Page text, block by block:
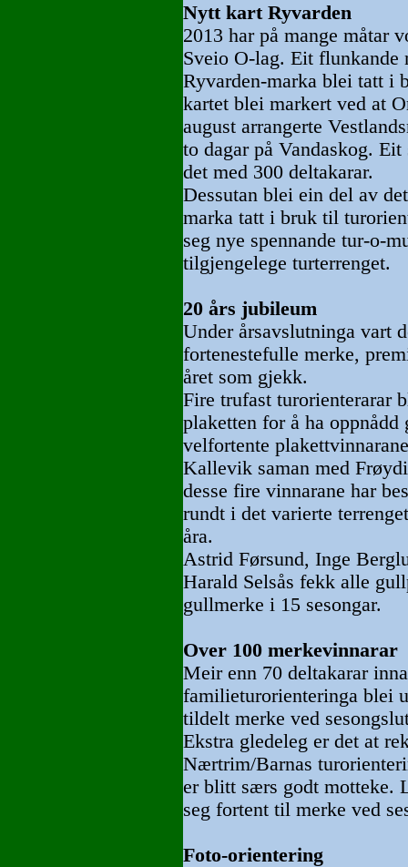
Nytt kart Ryvarden
2013 har på mange måtar
Sveio O-lag. Eit flunkande
Ryvarden-marka blei tatt i
kartet blei markert ved at
august arrangerte
to dagar på Vandaskog.
det med 300 deltakarar.
Dessutan blei ein del av
marka tatt i bruk til
seg nye spennande tur-o-
tilgjengelege turterrenget.
20 års jubileum
Under årsavslutninga vart
fortenestefulle merke,
året som gjekk.
Fire trufast turorienterarar
plaketten for å ha
velfortente
Kallevik saman med
desse fire vinnarane har
rundt i det varierte
åra.
Astrid Førsund, Inge
Harald Selsås fekk alle
gullmerke i 15 sesongar.
Over 100 merkevinnarar
Meir enn 70 deltakarar
familieturorienteringa blei
tildelt merke ved
Ekstra gledeleg er det at
Nærtrim/Barnas
er blitt særs godt motteke.
seg fortent til merke ved
Foto-orientering